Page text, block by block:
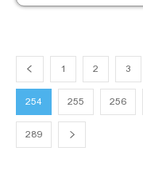
1 2 3
254 255 256
289